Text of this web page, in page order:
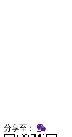
分享至：